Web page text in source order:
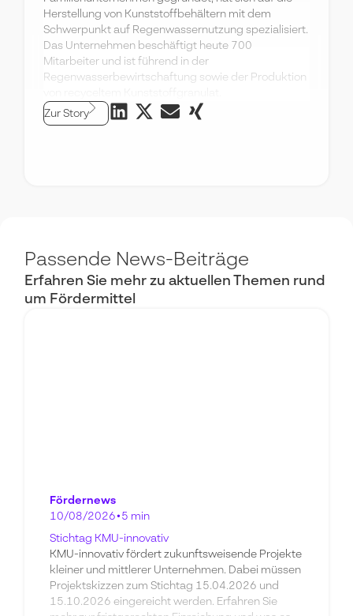
Herstellung von Kunststoffbehältern mit dem
Schwerpunkt auf Regenwassernutzung spezialisiert.
Das Unternehmen beschäftigt heute 700
Mitarbeiter und ist führend in der
Regenwasserbewirtschaftung sowie der Produktion
Zur Story
Passende News-Beiträge
Erfahren Sie mehr zu aktuellen Themen rund
um Fördermittel
Fördernews
10/08/2026• 5 min
Stichtag KMU-innovativ
KMU-innovativ fördert zukunftsweisende Projekte
kleiner und mittlerer Unternehmen. Dabei müssen
Projektskizzen zum Stichtag 15.04.2026 und
15.10.2026 eingereicht werden. Erfahren Sie